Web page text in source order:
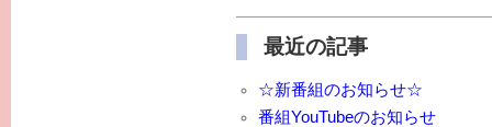
最近の記事
☆新番組のお知らせ☆
番組YouTubeのお知らせ